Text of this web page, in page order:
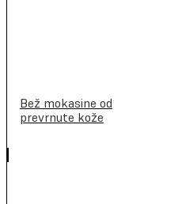
Bež mokasine od
prevrnute kože